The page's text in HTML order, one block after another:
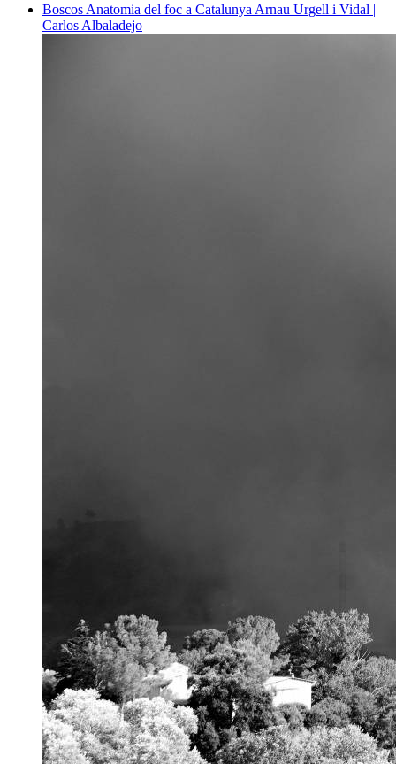
Boscos Anatomia del foc a Catalunya Arnau Urgell i Vidal |
Carlos Albaladejo